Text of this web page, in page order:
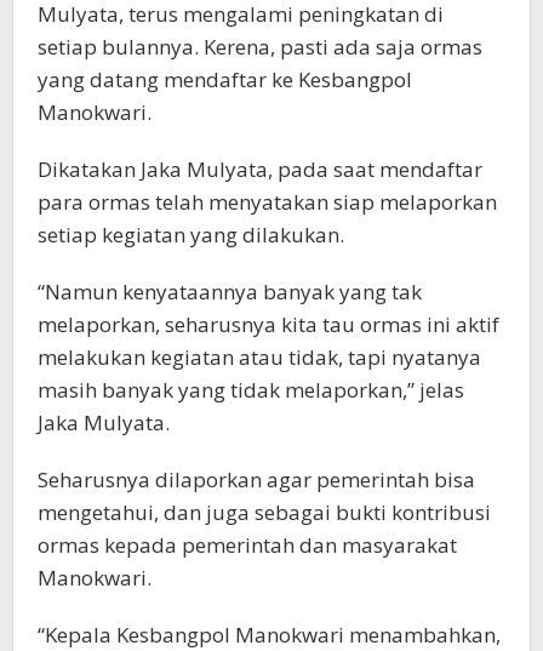
Mulyata, terus mengalami peningkatan di
setiap bulannya. Kerena, pasti ada saja ormas
yang datang mendaftar ke Kesbangpol
Manokwari.
Dikatakan Jaka Mulyata, pada saat mendaftar
para ormas telah menyatakan siap melaporkan
setiap kegiatan yang dilakukan.
“Namun kenyataannya banyak yang tak
melaporkan, seharusnya kita tau ormas ini aktif
melakukan kegiatan atau tidak, tapi nyatanya
masih banyak yang tidak melaporkan,” jelas
Jaka Mulyata.
Seharusnya dilaporkan agar pemerintah bisa
mengetahui, dan juga sebagai bukti kontribusi
ormas kepada pemerintah dan masyarakat
Manokwari.
“Kepala Kesbangpol Manokwari menambahkan,